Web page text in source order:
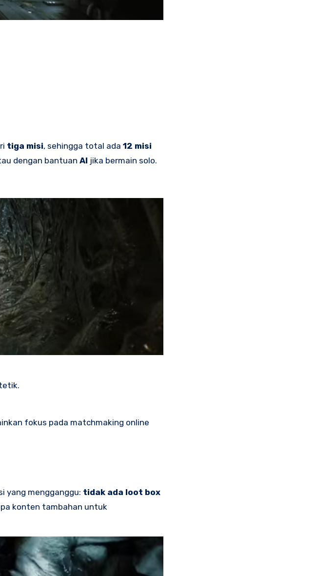
tiga misi, sehingga total ada 12 misi
dengan bantuan AI jika bermain solo.
fokus pada matchmaking online
yang mengganggu: tidak ada loot box
konten tambahan untuk